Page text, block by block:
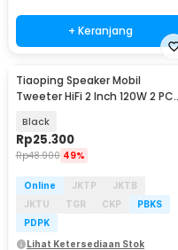
+ Keranjang
Tiaoping Speaker Mobil
Tweeter HiFi 2 Inch 120W 2
Black
Rp25.300
Rp48.900 49%
Online JKTP
JKTB
JKTU
TGR CKP
PBKS
PDPK
Lihat Ketersediaan Stok